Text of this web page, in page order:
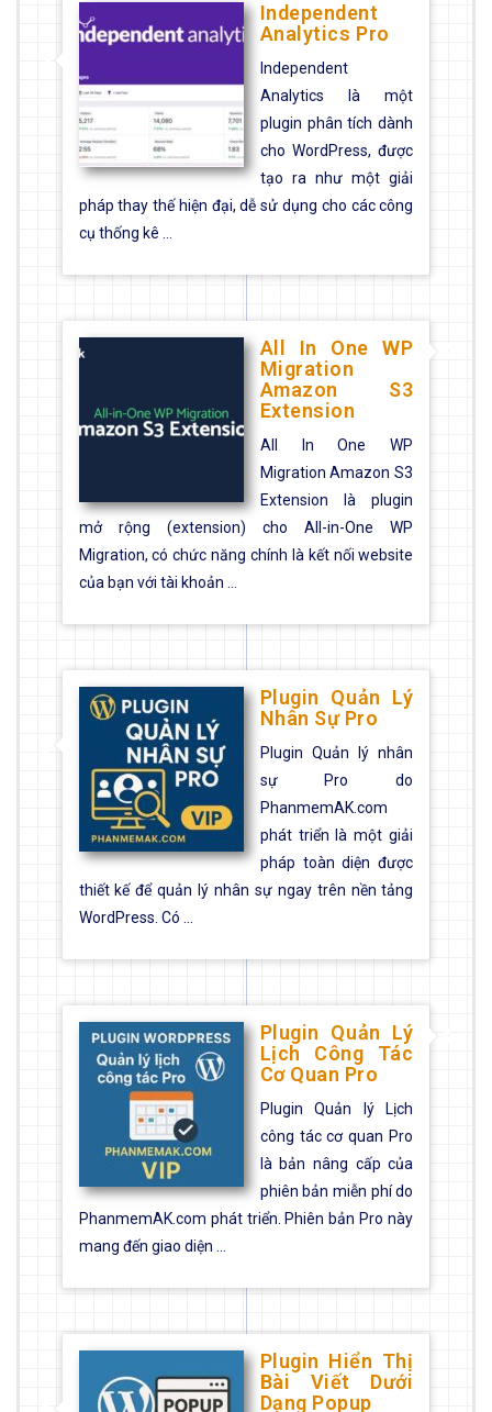
Independent
Analytics Pro
Independent
Analytics là một
plugin phân tích dành
cho WordPress, được
tạo ra như một giải
pháp thay thế hiện đại, dễ sử dụng cho các công
cụ thống kê ...
All In One WP
Migration
Amazon S3
Extension
All In One WP
Migration Amazon S3
Extension là plugin
mở rộng (extension) cho All-in-One WP
Migration, có chức năng chính là kết nối website
của bạn với tài khoản ...
Plugin Quản Lý
Nhân Sự Pro
Plugin Quản lý nhân
sự Pro do
PhanmemAK.com
phát triển là một giải
pháp toàn diện được
thiết kế để quản lý nhân sự ngay trên nền tảng
WordPress. Có ...
Plugin Quản Lý
Lịch Công Tác
Cơ Quan Pro
Plugin Quản lý Lịch
công tác cơ quan Pro
là bản nâng cấp của
phiên bản miễn phí do
PhanmemAK.com phát triển. Phiên bản Pro này
mang đến giao diện ...
Plugin Hiển Thị
Bài Viết Dưới
Dạng Popup